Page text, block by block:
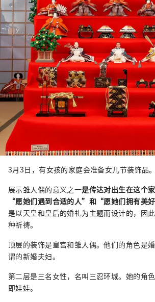
3月3日，有女孩的家庭会准备女儿节装饰品。
展示雏人偶的意义之一是传达对出生在这个
“愿她们遇到合适的人”和“愿她们拥有美
是以天皇和皇后的婚礼为主题而设计的，因
种祈祷。
顶层的装饰是皇宫和雏人偶。他们的角色是
谓的新婚夫妇。
第二层是三名女性，名叫三忍环城。她的角色
即娃娃。